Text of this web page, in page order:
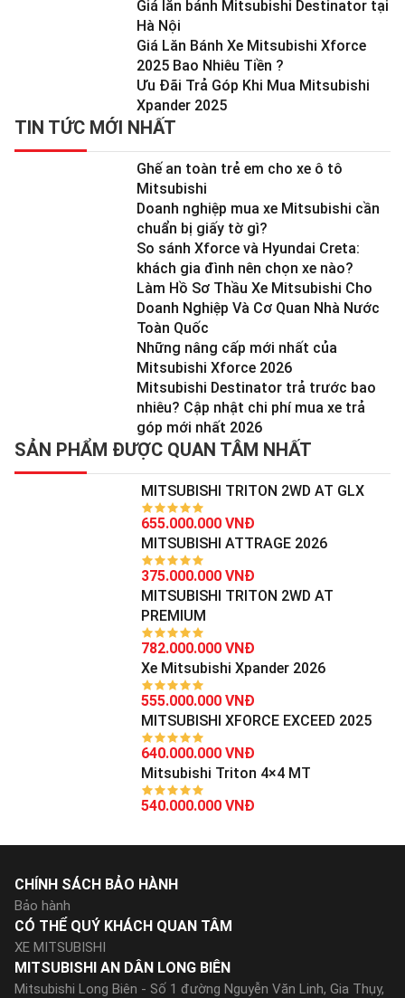
Giá lăn bánh Mitsubishi Destinator tại
Hà Nội
Giá Lăn Bánh Xe Mitsubishi Xforce
2025 Bao Nhiêu Tiền ?
Ưu Đãi Trả Góp Khi Mua Mitsubishi
Xpander 2025
TIN TỨC MỚI NHẤT
Ghế an toàn trẻ em cho xe ô tô
Mitsubishi
Doanh nghiệp mua xe Mitsubishi cần
chuẩn bị giấy tờ gì?
So sánh Xforce và Hyundai Creta:
khách gia đình nên chọn xe nào?
Làm Hồ Sơ Thầu Xe Mitsubishi Cho
Doanh Nghiệp Và Cơ Quan Nhà Nước
Toàn Quốc
Những nâng cấp mới nhất của
Mitsubishi Xforce 2026
Mitsubishi Destinator trả trước bao
nhiêu? Cập nhật chi phí mua xe trả
góp mới nhất 2026
SẢN PHẨM ĐƯỢC QUAN TÂM NHẤT
MITSUBISHI TRITON 2WD AT GLX
655.000.000 VNĐ
MITSUBISHI ATTRAGE 2026
375.000.000 VNĐ
MITSUBISHI TRITON 2WD AT
PREMIUM
782.000.000 VNĐ
Xe Mitsubishi Xpander 2026
555.000.000 VNĐ
MITSUBISHI XFORCE EXCEED 2025
640.000.000 VNĐ
Mitsubishi Triton 4×4 MT
540.000.000 VNĐ
MITSUBISHI AN DÂN LONG BIÊN
Mitsubishi Long Biên - Số 1 đường Nguyễn Văn Linh, Gia Thụy,
CHÍNH SÁCH BẢO HÀNH
Bảo hành
CÓ THỂ QUÝ KHÁCH QUAN TÂM
XE MITSUBISHI